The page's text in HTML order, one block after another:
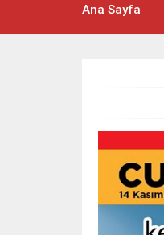
Ana Sayfa